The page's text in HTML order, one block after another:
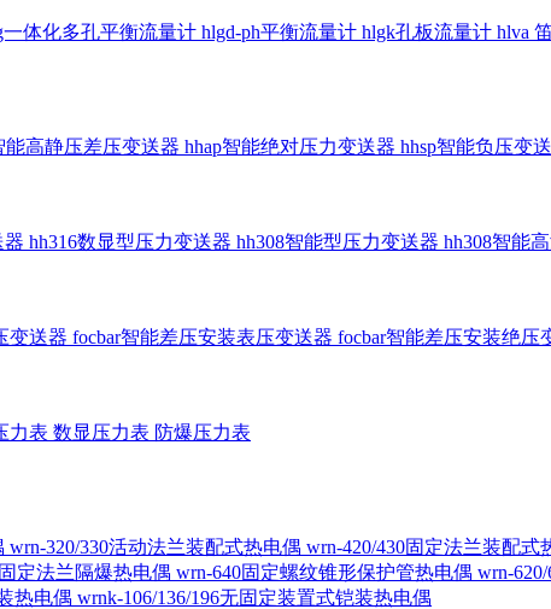
一体化多孔平衡流量计 hlgd-ph平衡流量计 hlgk孔板流量计 hlva
能高静压差压变送器 hhap智能绝对压力变送器 hhsp智能负压变
器 hh316数显型压力变送器 hh308智能型压力变送器 hh308智能
变送器 focbar智能差压安装表压变送器 focbar智能差压安装绝压
力表 数显压力表 防爆压力表
wrn-320/330活动法兰装配式热电偶 wrn-420/430固定法兰装配式
定法兰隔爆热电偶 wrn-640固定螺纹锥形保护管热电偶 wrn-
热电偶 wrnk-106/136/196无固定装置式铠装热电偶